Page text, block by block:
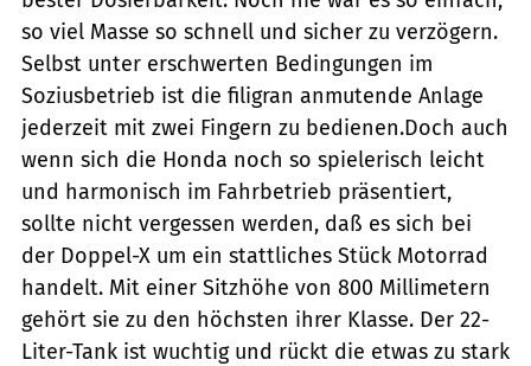
so viel Masse so schnell und sicher zu verzögern.
Selbst unter erschwerten Bedingungen im
Soziusbetrieb ist die filigran anmutende Anlage
jederzeit mit zwei Fingern zu bedienen.Doch auch
wenn sich die Honda noch so spielerisch leicht
und harmonisch im Fahrbetrieb präsentiert,
sollte nicht vergessen werden, daß es sich bei
der Doppel-X um ein stattliches Stück Motorrad
handelt. Mit einer Sitzhöhe von 800 Millimetern
gehört sie zu den höchsten ihrer Klasse. Der 22-
Liter-Tank ist wuchtig und rückt die etwas zu stark